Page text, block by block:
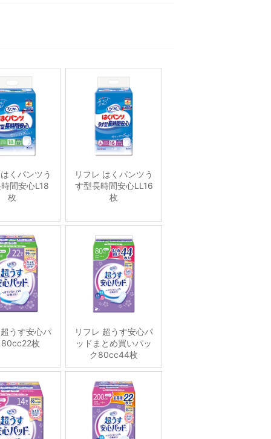
くパンツう
間安心L18
枚
リフレ はくパンツう
す型長時間安心LL16
枚
うす安心パ
80cc22枚
リフレ 超うす安心パ
ッドまとめ買いパッ
ク80cc44枚